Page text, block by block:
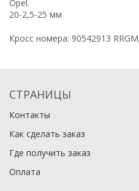
Opel.
20-2,5-25 мм
Кросс номера: 90542913
СТРАНИЦЫ
Контакты
Как сделать заказ
Где получить заказ
Оплата